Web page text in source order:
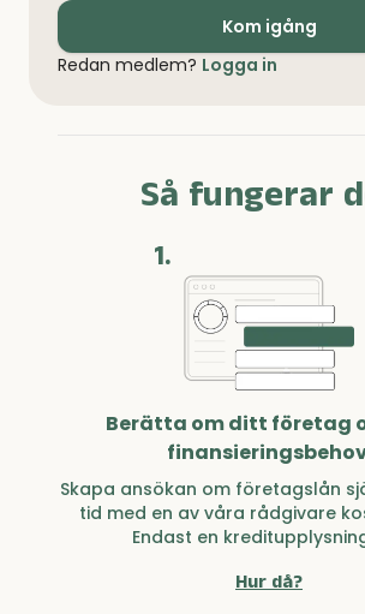
Kom igång
Redan medlem? Logga in
Så fungerar
1.
Berätta om ditt företag
Skapa ansökan om företagslån
tid med en av våra rådgivare
Endast en
Hur då?